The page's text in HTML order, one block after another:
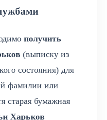
получить
(выписку из
состояния) для
фамилии или
старая бумажная
Харьков